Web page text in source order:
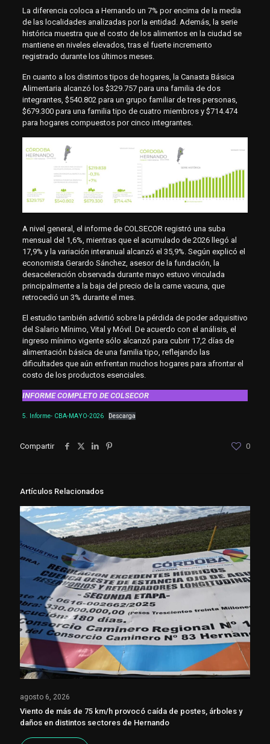
La diferencia coloca a Hernando un 7% por encima de la media
de las localidades analizadas por la entidad. Además, la serie
histórica muestra que el costo de los alimentos en la ciudad se
mantiene en niveles elevados, tras el fuerte incremento
registrado durante los últimos meses.
En cuanto a los distintos tipos de hogares, la Canasta Básica
Alimentaria alcanzó los $329.757 para una familia de dos
integrantes, $540.802 para un grupo familiar de tres personas,
$679.300 para una familia tipo de cuatro miembros y $714.474
para hogares compuestos por cinco integrantes.
A nivel general, el informe de COLSECOR registró una suba
mensual del 1,6%, mientras que el acumulado de 2026 llegó al
17,9% y la variación interanual alcanzó el 35,9%. Según explicó el
economista Gerardo Sánchez, asesor de la fundación, la
desaceleración observada durante mayo estuvo vinculada
principalmente a la baja del precio de la carne vacuna, que
retrocedió un 3% durante el mes.
El estudio también advirtió sobre la pérdida de poder adquisitivo
del Salario Mínimo, Vital y Móvil. De acuerdo con el análisis, el
ingreso mínimo vigente sólo alcanzó para cubrir 17,2 días de
alimentación básica de una familia tipo, reflejando las
dificultades que aún enfrentan muchos hogares para afrontar el
costo de los productos esenciales.
INFORME COMPLETO DE COLSECOR
5. Informe- CBA-MAYO-2026 Descarga
Compartir 0
Artículos Relacionados
agosto 6, 2026
Viento de más de 75 km/h provocó caída de postes, árboles y
daños en distintos sectores de Hernando